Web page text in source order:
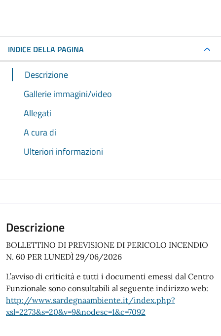
INDICE DELLA PAGINA
Descrizione
Gallerie immagini/video
Allegati
A cura di
Ulteriori informazioni
Descrizione
BOLLETTINO DI PREVISIONE DI PERICOLO INCENDIO
N. 60 PER LUNEDÌ 29/06/2026
L’avviso di criticità e tutti i documenti emessi dal Centro
Funzionale sono consultabili al seguente indirizzo web:
http://www.sardegnaambiente.it/index.php?
xsl=2273&s=20&v=9&nodesc=1&c=7092